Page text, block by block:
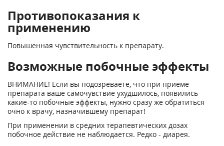
Противопоказания к
применению
Повышенная чувствительность к препарату.
Возможные побочные эффекты
ВНИМАНИЕ! Если вы подозреваете, что при приеме
препарата ваше самочувствие ухудшилось, появились
какие-то побочные эффекты, нужно сразу же обратиться
очно к врачу, назначившему препарат!
При применении в средних терапевтических дозах
побочное действие не наблюдается. Редко - диарея.